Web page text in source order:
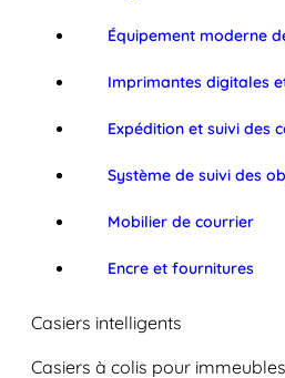
Équipement moderne
Imprimantes digitales
Expédition et suivi des
Système de suivi des
Mobilier de courrier
Encre et fournitures
Casiers intelligents
Casiers à colis pour